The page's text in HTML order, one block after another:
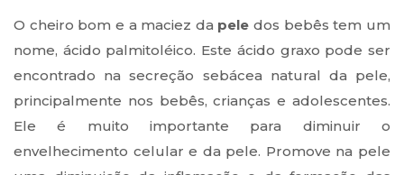
O cheiro bom e a maciez da pele dos bebês tem um
nome, ácido palmitoléico. Este ácido graxo pode ser
encontrado na secreção sebácea natural da pele,
principalmente nos bebês, crianças e adolescentes.
Ele é muito importante para diminuir o
envelhecimento celular e da pele. Promove na pele